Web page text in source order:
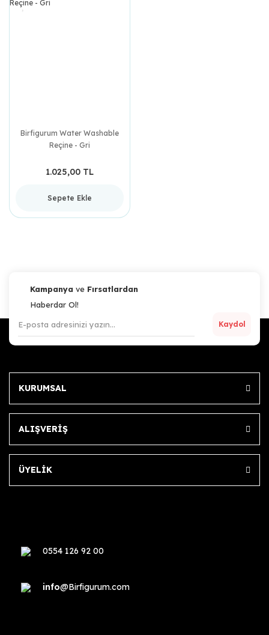
Birfigurum Water Washable
Reçine - Gri
1.025,00 TL
Sepete Ekle
Kampanya ve Fırsatlardan
Haberdar Ol!
Kaydol
KURUMSAL
ALIŞVERİŞ
ÜYELİK
0554 126 92 00
info@Birfigurum.com